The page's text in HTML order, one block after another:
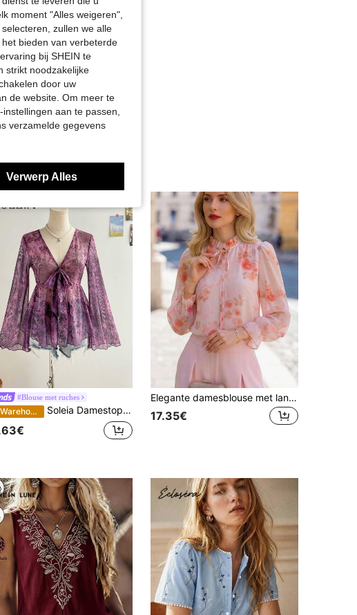
#Blouse met ruches
EU Warehouse Soleia Damestop met retroprint, V-hals, strik aan de voorkant, wijde mouwen en asymmetrische zoom voor de feestdagen, herfst- en winterkleding voor dames, Thanksgiving-kleding voor dames, kerstkleding voor dames
Elegante damesblouse met lange mouwen, roze bloemenprint chiffon top met striknek, casual top met ruchekraag en pofmouwen, lichtgewicht
17.35€
moment "Alles weigeren",
zullen we alle
bieden van verbeterde
bij SHEIN te
strikt noodzakelijke
door uw
de website. Om meer te
aan te passen,
verzamelde gegevens
Verwerp Alles